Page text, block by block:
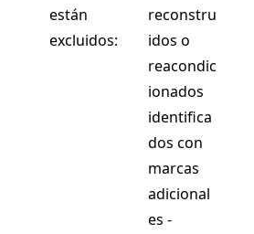
están
excluidos:
reconstru
idos o
reacondic
ionados
identifica
dos con
marcas
adicional
es -